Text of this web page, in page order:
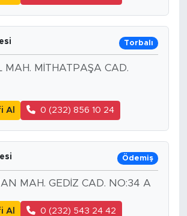
Torbalı
MAH. MİTHATPAŞA CAD.
Al 0 (232) 856 10 24
Ödemiş
MAH. GEDİZ CAD. NO:34 A
Al 0 (232) 543 24 42